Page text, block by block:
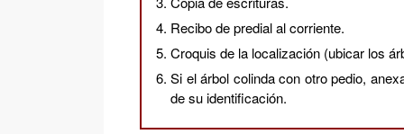
Recibo de predial al corriente.
Croquis de la localización (ubicar los
Si el árbol colinda con otro pedio,
de su identificación.